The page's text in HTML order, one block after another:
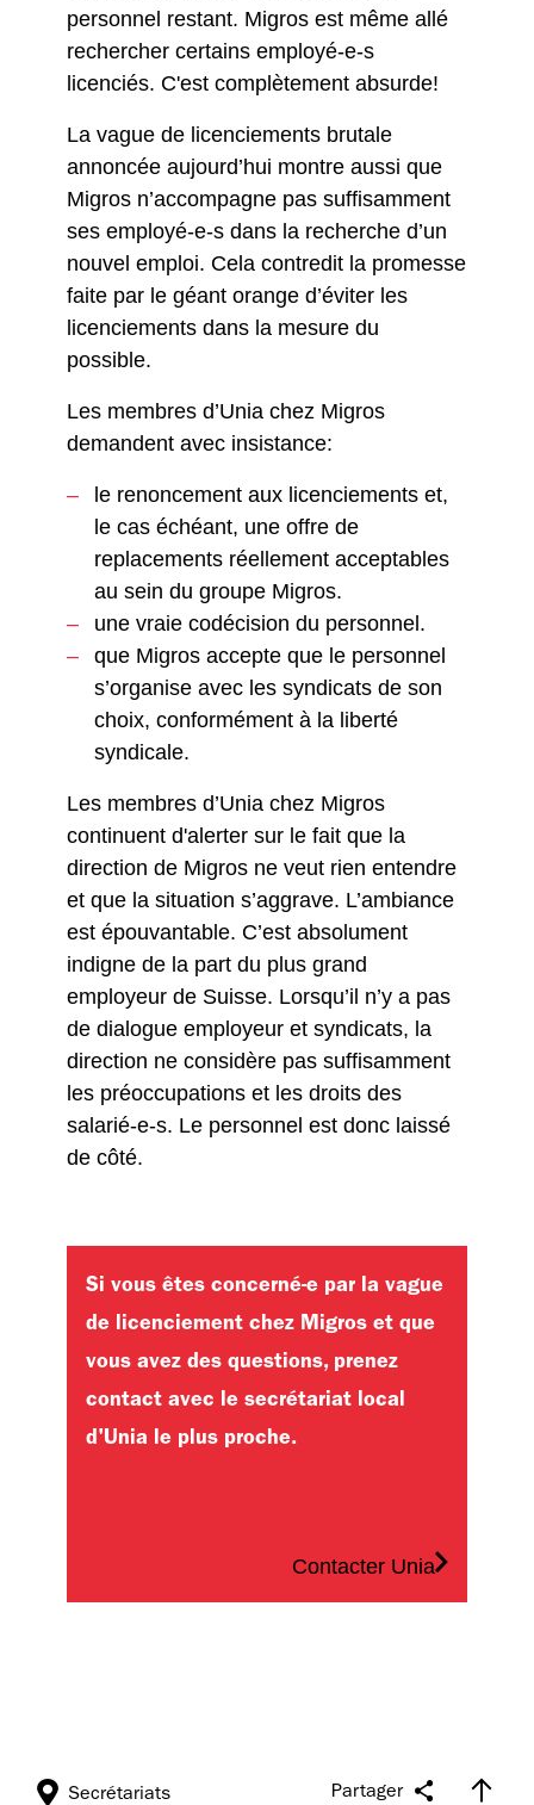
personnel restant. Migros est même allé
rechercher certains employé-e-s
licenciés. C'est complètement absurde!
La vague de licenciements brutale
annoncée aujourd’hui montre aussi que
Migros n’accompagne pas suffisamment
ses employé-e-s dans la recherche d’un
nouvel emploi. Cela contredit la promesse
faite par le géant orange d’éviter les
licenciements dans la mesure du
possible.
Les membres d’Unia chez Migros
demandent avec insistance:
le renoncement aux licenciements et,
le cas échéant, une offre de
replacements réellement acceptables
au sein du groupe Migros.
une vraie codécision du personnel.
que Migros accepte que le personnel
s’organise avec les syndicats de son
choix, conformément à la liberté
syndicale.
Les membres d’Unia chez Migros
continuent d'alerter sur le fait que la
direction de Migros ne veut rien entendre
et que la situation s’aggrave. L’ambiance
est épouvantable. C’est absolument
indigne de la part du plus grand
employeur de Suisse. Lorsqu’il n’y a pas
de dialogue employeur et syndicats, la
direction ne considère pas suffisamment
les préoccupations et les droits des
salarié-e-s. Le personnel est donc laissé
de côté.
Si vous êtes concerné-e par la vague
de licenciement chez Migros et que
vous avez des questions, prenez
contact avec le secrétariat local
d'Unia le plus proche.
Contacter Unia
Partager
Secrétariats